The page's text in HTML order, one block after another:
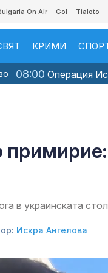
On Air Gol Tialoto
КРИМИ
08:00 Операция
в украинската
Искра Ангелова